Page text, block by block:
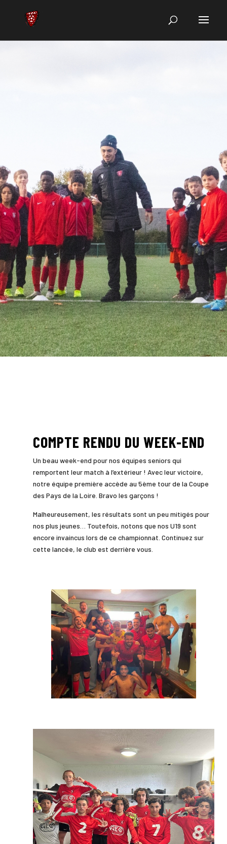
COMPTE RENDU DU WEEK-END
Un beau week-end pour nos équipes seniors qui
remportent leur match à l’extérieur ! Avec leur victoire,
notre équipe première accède au 5ème tour de la Coupe
des Pays de la Loire. Bravo les garçons !
Malheureusement, les résultats sont un peu mitigés pour
nos plus jeunes… Toutefois, notons que nos U19 sont
encore invaincus lors de ce championnat. Continuez sur
cette lancée, le club est derrière vous.